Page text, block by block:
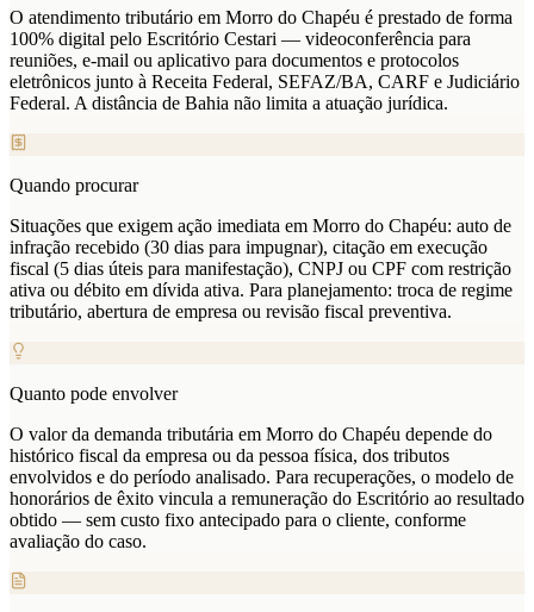
O atendimento tributário em Morro do Chapéu é prestado de forma
100% digital pelo Escritório Cestari — videoconferência para
reuniões, e-mail ou aplicativo para documentos e protocolos
eletrônicos junto à Receita Federal, SEFAZ/BA, CARF e Judiciário
Federal. A distância de Bahia não limita a atuação jurídica.
Quando procurar
Situações que exigem ação imediata em Morro do Chapéu: auto de
infração recebido (30 dias para impugnar), citação em execução
fiscal (5 dias úteis para manifestação), CNPJ ou CPF com restrição
ativa ou débito em dívida ativa. Para planejamento: troca de regime
tributário, abertura de empresa ou revisão fiscal preventiva.
Quanto pode envolver
O valor da demanda tributária em Morro do Chapéu depende do
histórico fiscal da empresa ou da pessoa física, dos tributos
envolvidos e do período analisado. Para recuperações, o modelo de
honorários de êxito vincula a remuneração do Escritório ao resultado
obtido — sem custo fixo antecipado para o cliente, conforme
avaliação do caso.